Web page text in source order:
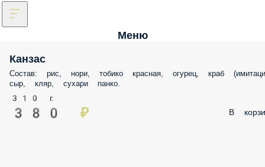
Меню
Канзас
Состав: рис, нори, тобико красная, огурец, краб
сыр, кляр, сухари панко.
310 г.
380 ₽ В